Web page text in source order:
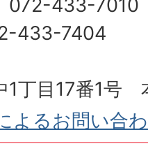
433-7010
433-7404
1丁目17番1号
よるお問い合